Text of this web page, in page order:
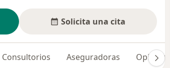
Solicita una cita
Consultorios Aseguradoras Opiniones